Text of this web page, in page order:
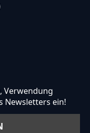
Verwendung
Newsletters ein!